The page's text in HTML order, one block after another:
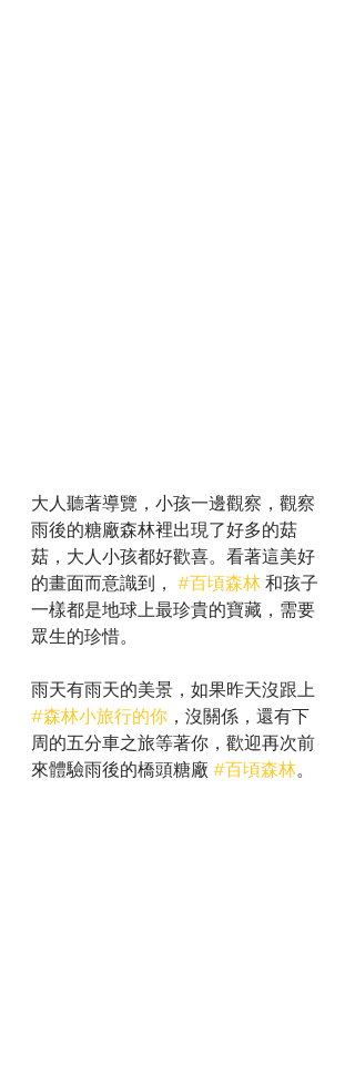
大人聽著導覽，小孩一邊觀察，觀察
雨後的糖廠森林裡出現了好多的菇
菇，大人小孩都好歡喜。看著這美好
的畫面而意識到， #百頃森林 和孩子
一樣都是地球上最珍貴的寶藏，需要
眾生的珍惜。
雨天有雨天的美景，如果昨天沒跟上
#森林小旅行的你 ，沒關係，還有下
周的五分車之旅等著你，歡迎再次前
來體驗雨後的橋頭糖廠 #百頃森林。